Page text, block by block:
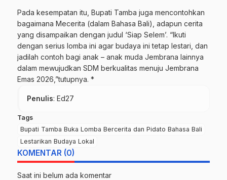
Pada kesempatan itu, Bupati Tamba juga mencontohkan
bagaimana Mecerita (dalam Bahasa Bali), adapun cerita
yang disampaikan dengan judul ‘Siap Selem’. “Ikuti
dengan serius lomba ini agar budaya ini tetap lestari, dan
jadilah contoh bagi anak – anak muda Jembrana lainnya
dalam mewujudkan SDM berkualitas menuju Jembrana
Emas 2026,”tutupnya. *
Penulis: Ed27
Tags
Bupati Tamba Buka Lomba Bercerita dan Pidato Bahasa Bali
Lestarikan Budaya Lokal
KOMENTAR (0)
Saat ini belum ada komentar